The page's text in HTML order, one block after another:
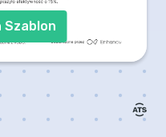
Szablon